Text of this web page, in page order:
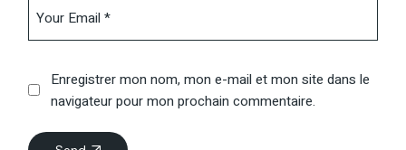
Enregistrer mon nom, mon e-mail et mon site dans le
navigateur pour mon prochain commentaire.